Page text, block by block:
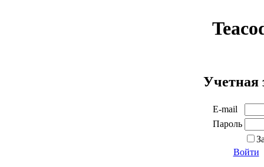
Учетная
E-mail
Пароль
Войти